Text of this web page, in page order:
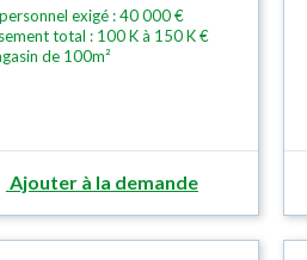
exigé : 40 000 €
total : 100 K à 150 K €
de 100m²
Ajouter à la demande